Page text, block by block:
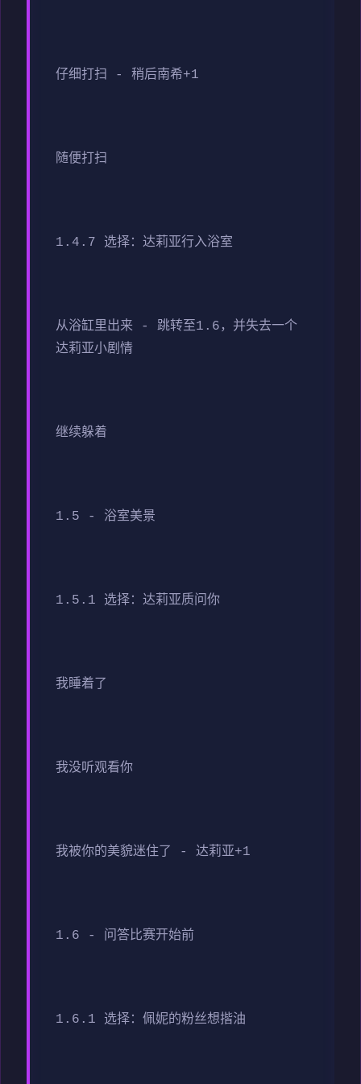
仔细打扫 - 稍后南希+1
随便打扫
1.4.7 选择：达莉亚行入浴室
从浴缸里出来 - 跳转至1.6，并失去一个
达莉亚小剧情
继续躲着
1.5 - 浴室美景
1.5.1 选择：达莉亚质问你
我睡着了
我没听观看你
我被你的美貌迷住了 - 达莉亚+1
1.6 - 问答比赛开始前
1.6.1 选择：佩妮的粉丝想揩油